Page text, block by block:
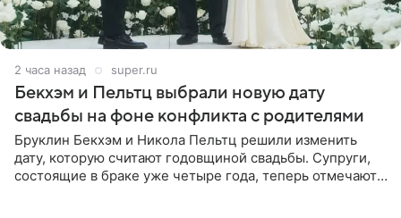
2 часа назад super.ru
Бекхэм и Пельтц выбрали новую дату
свадьбы на фоне конфликта с родителями
Бруклин Бекхэм и Никола Пельтц решили изменить
дату, которую считают годовщиной свадьбы. Супруги,
состоящие в браке уже четыре года, теперь отмечают